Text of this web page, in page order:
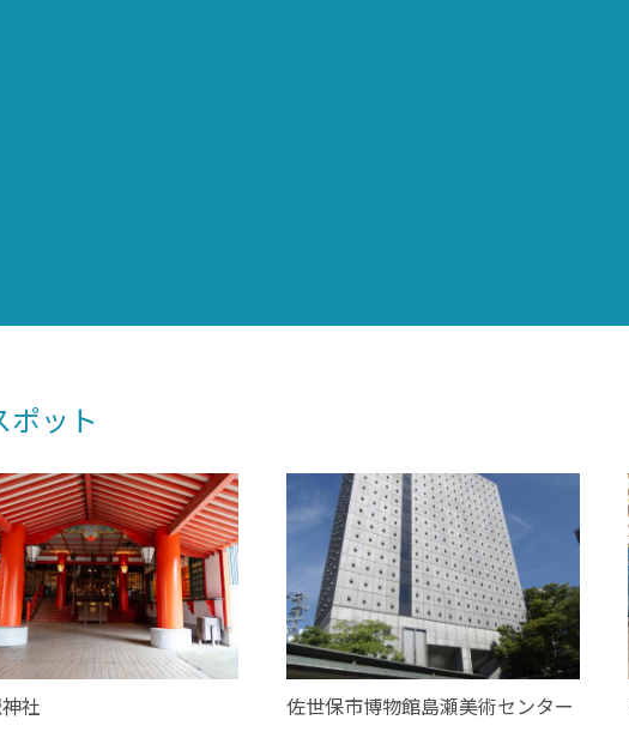
ポット
社 佐世保市博物館島瀬美術センター